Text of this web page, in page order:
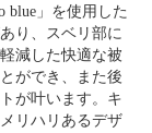
blue」を使用した
り、スベリ部に
減した快適な被
ができ、また後
が叶います。キ
リハリあるデザ